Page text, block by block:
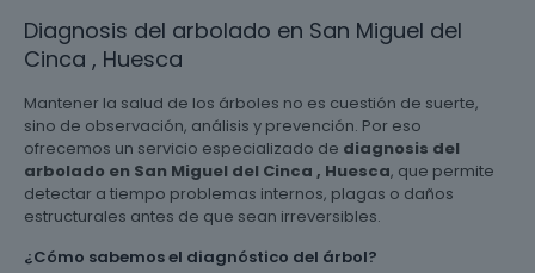
Diagnosis del arbolado en San Miguel del
Cinca , Huesca
Mantener la salud de los árboles no es cuestión de suerte,
sino de observación, análisis y prevención. Por eso
ofrecemos un servicio especializado de diagnosis del
arbolado en San Miguel del Cinca , Huesca, que permite
detectar a tiempo problemas internos, plagas o daños
estructurales antes de que sean irreversibles.
¿Cómo sabemos el diagnóstico del árbol?